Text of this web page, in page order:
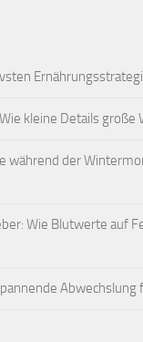
kleine Details große
während der
Wie Blutwerte auf
Abwechslung